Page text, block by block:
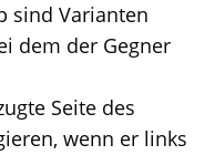
sind Varianten
dem der Gegner
Seite des
wenn er links